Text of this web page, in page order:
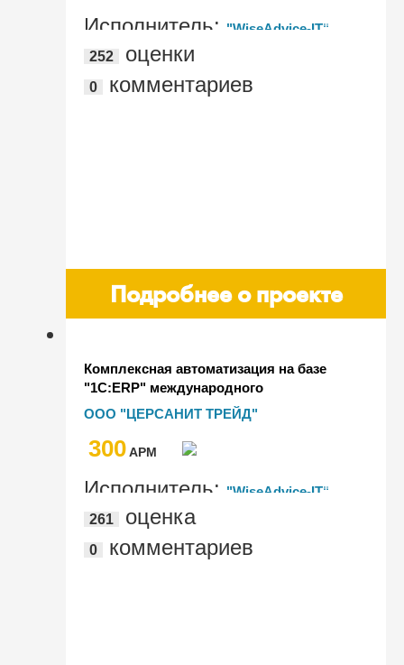
Исполнитель: "WiseAdvice-IT"
252
оценки
0 комментариев
Подробнее о проекте
Комплексная автоматизация на базе
"1С:ERP" международного
предприятия CERSANIT в условиях
"удаленки"
ООО "ЦЕРСАНИТ ТРЕЙД"
300AРМ
Исполнитель: "WiseAdvice-IT"
261
оценка
0 комментариев